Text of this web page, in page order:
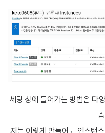
세팅 창에 들어가는 방법은 다
저는 이렇게 만들어둔 인스턴